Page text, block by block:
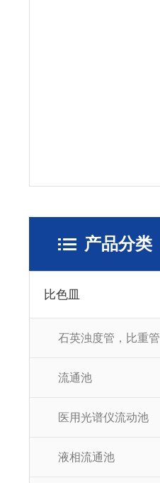
产品分类
比色皿
石英浊度管，比重管
流通池
医用光谱仪流动池
液相流通池